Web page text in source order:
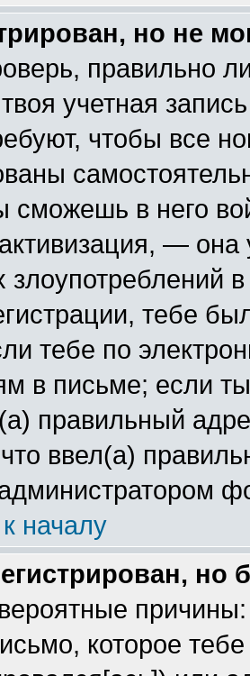
но не
правильно
учетная
чтобы все
сможешь в него
—
злоупотреблений
тебе
тебе по
в письме; если
правильный
ввел(а)
началу
но
которое